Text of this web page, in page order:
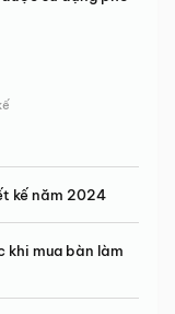
kế năm 2024
khi mua bàn làm